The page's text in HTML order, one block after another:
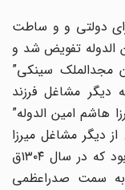
امور شورای دولتی و و ساطت
­الدوله تفویض شد و
مجدالملک سینکی”
مشاغل فرزند
“میرزا هاشم امین­ الدوله”
دیگر مشاغل میرزا
علیخان امین­الدوله ریاست مجلس وزیران بود که در سال ۱۳۰۴ق
سمت صدراعظمی